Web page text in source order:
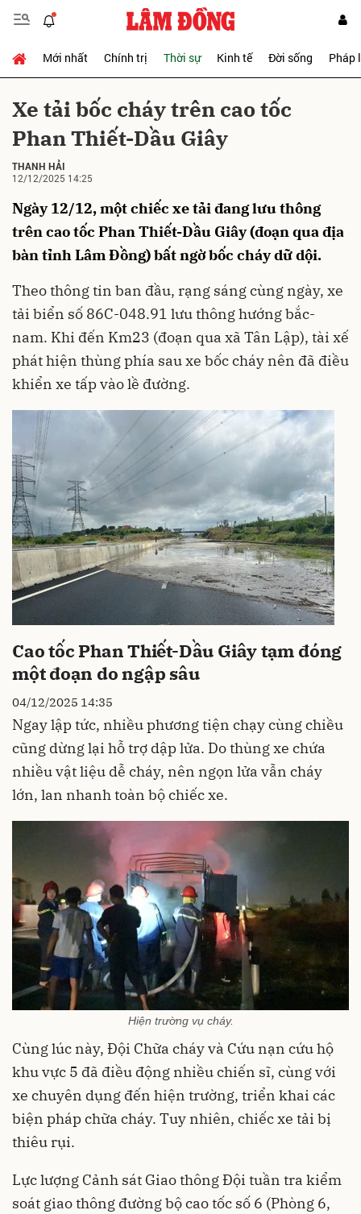
Mới nhất Chính trị Thời sự Kinh tế Đời sống Pháp
Xe tải bốc cháy trên cao tốc
Phan Thiết-Dầu Giây
THANH HẢI
12/12/2025 14:25
Ngày 12/12, một chiếc xe tải đang lưu thông
trên cao tốc Phan Thiết-Dầu Giây (đoạn qua địa
bàn tỉnh Lâm Đồng) bất ngờ bốc cháy dữ dội.
Theo thông tin ban đầu, rạng sáng cùng ngày, xe
tải biển số 86C-048.91 lưu thông hướng bắc-
nam. Khi đến Km23 (đoạn qua xã Tân Lập), tài xế
phát hiện thùng phía sau xe bốc cháy nên đã điều
khiển xe tấp vào lề đường.
Cao tốc Phan Thiết-Dầu Giây tạm đóng
một đoạn do ngập sâu
04/12/2025 14:35
Ngay lập tức, nhiều phương tiện chạy cùng chiều
cũng dừng lại hỗ trợ dập lửa. Do thùng xe chứa
nhiều vật liệu dễ cháy, nên ngọn lửa vẫn cháy
lớn, lan nhanh toàn bộ chiếc xe.
Hiện trường vụ cháy.
Cùng lúc này, Đội Chữa cháy và Cứu nạn cứu hộ
khu vực 5 đã điều động nhiều chiến sĩ, cùng với
xe chuyên dụng đến hiện trường, triển khai các
biện pháp chữa cháy. Tuy nhiên, chiếc xe tải bị
thiêu rụi.
Lực lượng Cảnh sát Giao thông Đội tuần tra kiểm
soát giao thông đường bộ cao tốc số 6 (Phòng 6,
Gửi bình luận
Hủy Gửi